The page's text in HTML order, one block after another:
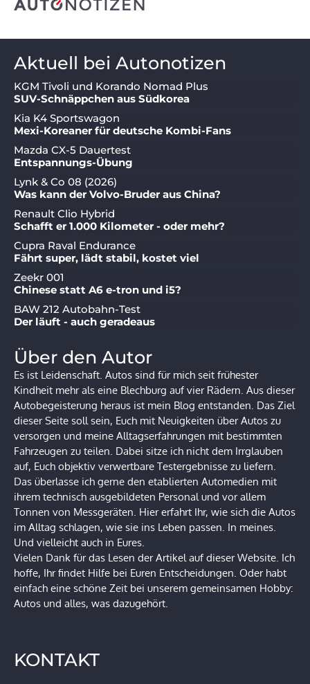
Aktuell bei Autonotizen
KGM Tivoli und Korando Nomad Plus
SUV-Schnäppchen aus Südkorea
Kia K4 Sportswagon
Mexi-Koreaner für deutsche Kombi-Fans
Mazda CX-5 Dauertest
Entspannungs-Übung
Lynk & Co 08 (2026)
Was kann der Volvo-Bruder aus China?
Renault Clio Hybrid
Schafft er 1.000 Kilometer - oder mehr?
Cupra Raval Endurance
Fährt super, lädt stabil, kostet viel
Zeekr 001
Chinese statt A6 e-tron und i5?
BAW 212 Autobahn-Test
Der läuft - auch geradeaus
Über den Autor
Es ist Leidenschaft. Autos sind für mich seit frühester
Kindheit mehr als eine Blechburg auf vier Rädern. Aus dieser
Autobegeisterung heraus ist mein Blog entstanden. Das Ziel
dieser Seite soll sein, Euch mit Neuigkeiten über Autos zu
versorgen und meine Alltagserfahrungen mit bestimmten
Fahrzeugen zu teilen. Dabei sitze ich nicht dem Irrglauben
auf, Euch objektiv verwertbare Testergebnisse zu liefern.
Das überlasse ich gerne den etablierten Automedien mit
ihrem technisch ausgebildeten Personal und vor allem
Tonnen von Messgeräten. Hier erfahrt Ihr, wie sich die Autos
im Alltag schlagen, wie sie ins Leben passen. In meines.
Und vielleicht auch in Eures.
Vielen Dank für das Lesen der Artikel auf dieser Website. Ich
hoffe, Ihr findet Hilfe bei Euren Entscheidungen. Oder habt
einfach eine schöne Zeit bei unserem gemeinsamen Hobby:
Autos und alles, was dazugehört.
KONTAKT